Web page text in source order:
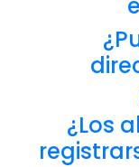
¿Los